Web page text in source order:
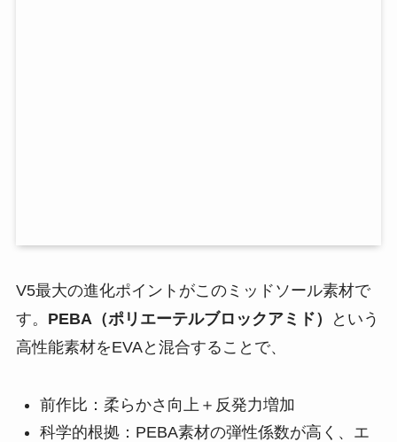
V5最大の進化ポイントがこのミッドソール素材で
す。 PEBA（ポリエーテルブロックアミド）
という
高性能素材をEVAと混合することで、
前作比：柔らかさ向上＋反発力増加
科学的根拠：PEBA素材の弾性係数が高く、エ